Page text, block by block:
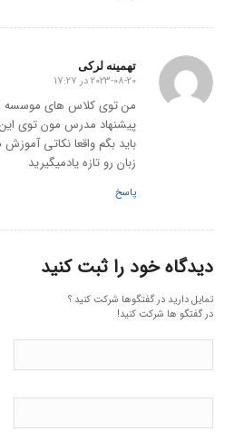
تهمینه لرکی
گفته:
2023-08-20 در 17:27
من توی کلاس های موسسه
پیشنهاد مدرس مون توی
باید بگم واقعا نکاتی
زبان رو تازه یادمیگیرید
پاسخ
دیدگاه خود را ثبت کنید
تمایل دارید در گفتگوها شرکت کنید ؟
در گفتگو ها شرکت کنید!